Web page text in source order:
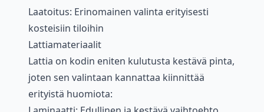
Laatoitus: Erinomainen valinta erityisesti
kosteisiin tiloihin
Lattiamateriaalit
Lattia on kodin eniten kulutusta kestävä pinta,
joten sen valintaan kannattaa kiinnittää
erityistä huomiota: